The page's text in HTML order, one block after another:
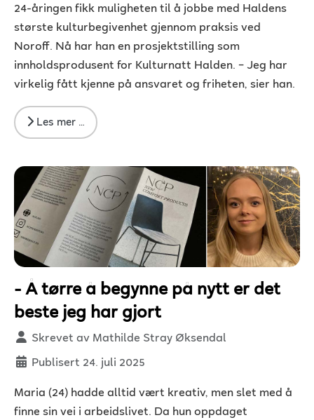
24-åringen fikk muligheten til å jobbe med Haldens
største kulturbegivenhet gjennom praksis ved
Noroff. Nå har han en prosjektstilling som
innholdsprodusent for Kulturnatt Halden. – Jeg har
virkelig fått kjenne på ansvaret og friheten, sier han.
Les mer …
- Å tørre å begynne på nytt er det
beste jeg har gjort
Detaljer
Skrevet av Mathilde Stray Øksendal
Publisert 24. juli 2025
Maria (24) hadde alltid vært kreativ, men slet med å
finne sin vei i arbeidslivet. Da hun oppdaget